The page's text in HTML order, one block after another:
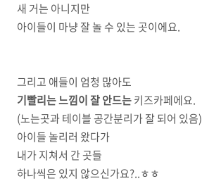
새 거는 아니지만
아이들이 마냥 잘 놀 수 있는 곳이에요.
그리고 애들이 엄청 많아도
기빨리는 느낌이 잘 안드는키즈카페에요.
(노는곳과 테이블 공간분리가 잘 되어 있음)
아이들 놀리러 왔다가
내가 지쳐서 간 곳들
하나씩은 있지 않으신가요?..ㅎㅎ